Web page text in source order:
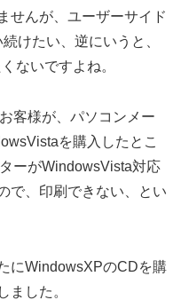
せんが、ユーザーサイド
けたい、逆にいうと、
ないですよね。
客様が、パソコンメー
を購入したとこ
ーがWindowsVista対応
で、印刷できない、とい
にWindowsXPのCDを購
ました。